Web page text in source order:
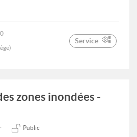
Service
zones inondées -
Public